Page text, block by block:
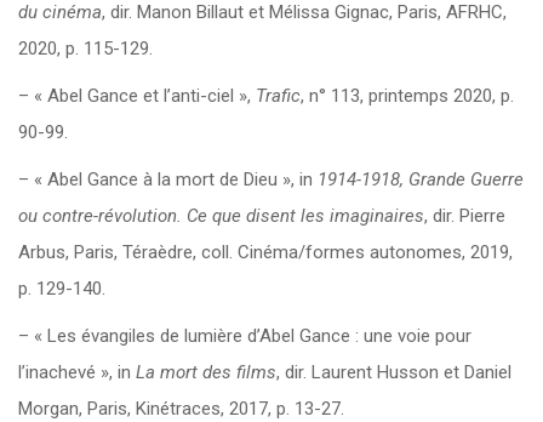
du cinéma, dir. Manon Billaut et Mélissa Gignac, Paris, AFRHC,
2020, p. 115-129.
– « Abel Gance et l’anti-ciel », Trafic, n° 113, printemps 2020, p.
90-99.
– « Abel Gance à la mort de Dieu », in 1914-1918, Grande Guerre
ou contre-révolution. Ce que disent les imaginaires, dir. Pierre
Arbus, Paris, Téraèdre, coll. Cinéma/formes autonomes, 2019,
p. 129-140.
– « Les évangiles de lumière d’Abel Gance : une voie pour
l’inachevé », in La mort des films, dir. Laurent Husson et Daniel
Morgan, Paris, Kinétraces, 2017, p. 13-27.